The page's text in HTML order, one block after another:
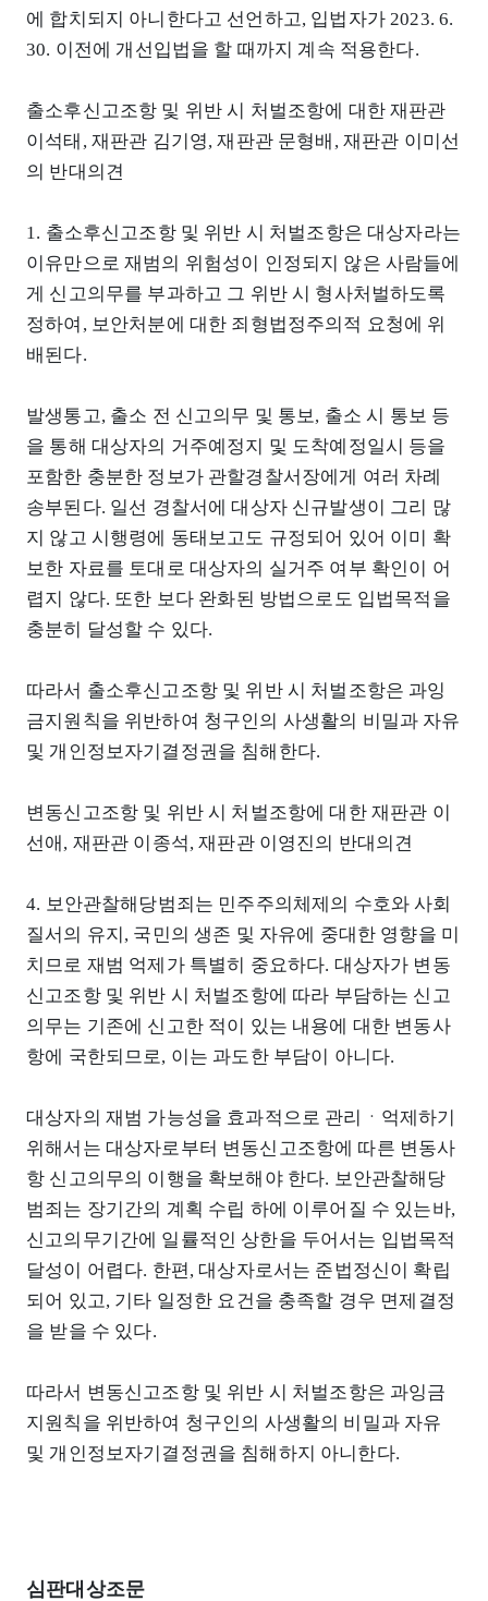
에 합치되지 아니한다고 선언하고, 입법자가 2023. 6.
30. 이전에 개선입법을 할 때까지 계속 적용한다.
출소후신고조항 및 위반 시 처벌조항에 대한 재판관
이석태, 재판관 김기영, 재판관 문형배, 재판관 이미선
의 반대의견
1. 출소후신고조항 및 위반 시 처벌조항은 대상자라는
이유만으로 재범의 위험성이 인정되지 않은 사람들에
게 신고의무를 부과하고 그 위반 시 형사처벌하도록
정하여, 보안처분에 대한 죄형법정주의적 요청에 위
배된다.
발생통고, 출소 전 신고의무 및 통보, 출소 시 통보 등
을 통해 대상자의 거주예정지 및 도착예정일시 등을
포함한 충분한 정보가 관할경찰서장에게 여러 차례
송부된다. 일선 경찰서에 대상자 신규발생이 그리 많
지 않고 시행령에 동태보고도 규정되어 있어 이미 확
보한 자료를 토대로 대상자의 실거주 여부 확인이 어
렵지 않다. 또한 보다 완화된 방법으로도 입법목적을
충분히 달성할 수 있다.
따라서 출소후신고조항 및 위반 시 처벌조항은 과잉
금지원칙을 위반하여 청구인의 사생활의 비밀과 자유
및 개인정보자기결정권을 침해한다.
변동신고조항 및 위반 시 처벌조항에 대한 재판관 이
선애, 재판관 이종석, 재판관 이영진의 반대의견
4. 보안관찰해당범죄는 민주주의체제의 수호와 사회
질서의 유지, 국민의 생존 및 자유에 중대한 영향을 미
치므로 재범 억제가 특별히 중요하다. 대상자가 변동
신고조항 및 위반 시 처벌조항에 따라 부담하는 신고
의무는 기존에 신고한 적이 있는 내용에 대한 변동사
항에 국한되므로, 이는 과도한 부담이 아니다.
대상자의 재범 가능성을 효과적으로 관리ㆍ억제하기
위해서는 대상자로부터 변동신고조항에 따른 변동사
항 신고의무의 이행을 확보해야 한다. 보안관찰해당
범죄는 장기간의 계획 수립 하에 이루어질 수 있는바,
신고의무기간에 일률적인 상한을 두어서는 입법목적
달성이 어렵다. 한편, 대상자로서는 준법정신이 확립
되어 있고, 기타 일정한 요건을 충족할 경우 면제결정
을 받을 수 있다.
따라서 변동신고조항 및 위반 시 처벌조항은 과잉금
지원칙을 위반하여 청구인의 사생활의 비밀과 자유
및 개인정보자기결정권을 침해하지 아니한다.
심판대상조문